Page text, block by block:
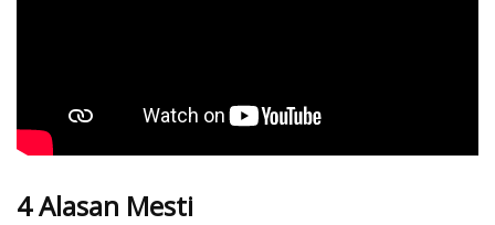
4 Alasan Mesti